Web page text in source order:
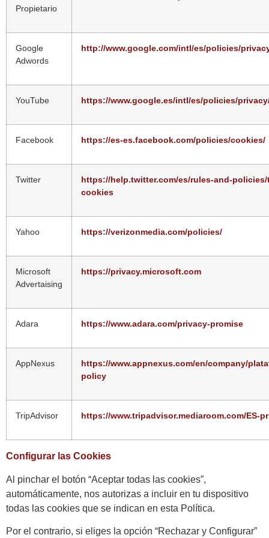
Propietario
Google
Adwords
http://www.google.com/intl/es/policies/
YouTube https://www.google.es/intl/es/policies/
Facebook https://es-es.facebook.com/policies/cookies/
Twitter
https://help.twitter.com/es/rules-and-
cookies
Yahoo https://verizonmedia.com/policies/
Microsoft
Advertaising
https://privacy.microsoft.com
Adara https://www.adara.com/privacy-promise
AppNexus
https://www.appnexus.com/en/company/
policy
TripAdvisor https://www.tripadvisor.mediaroom.com/ES-
Configurar las Cookies
Al pinchar el botón “Aceptar todas las cookies”,
automáticamente, nos autorizas a incluir en tu dispositivo
todas las cookies que se indican en esta Política.
Por el contrario, si eliges la opción “Rechazar y Configurar”